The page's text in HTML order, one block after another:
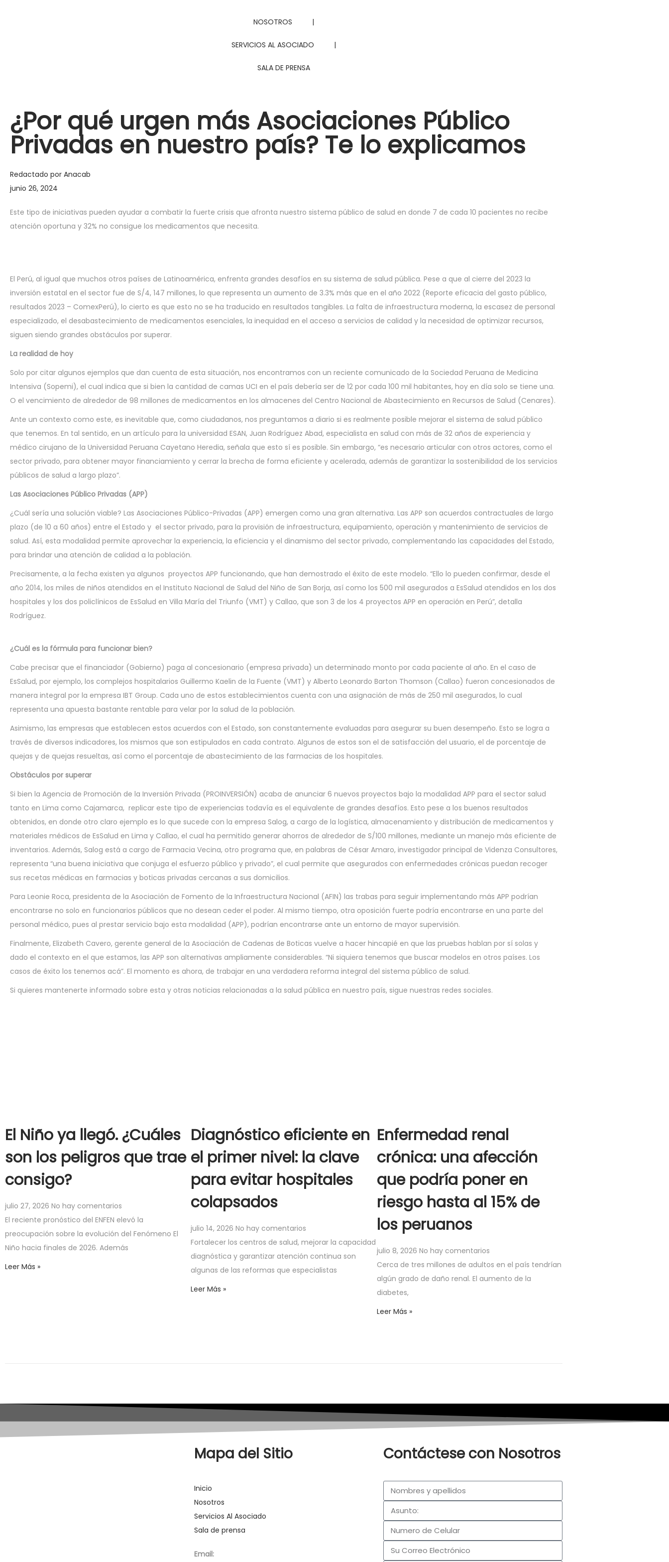
NOSOTROS |
SERVICIOS AL ASOCIADO |
SALA DE PRENSA
¿Por qué urgen más Asociaciones Público
Privadas en nuestro país? Te lo explicamos
Redactado por Anacab
junio 26, 2024
Este tipo de iniciativas pueden ayudar a combatir la fuerte crisis que afronta nuestro sistema público de salud en donde 7 de cada 10 pacientes no recibe
atención oportuna y 32% no consigue los medicamentos que necesita.
El Perú, al igual que muchos otros países de Latinoamérica, enfrenta grandes desafíos en su sistema de salud pública. Pese a que al cierre del 2023 la
inversión estatal en el sector fue de S/4, 147 millones, lo que representa un aumento de 3.3% más que en el año 2022 (Reporte eficacia del gasto público,
resultados 2023 – ComexPerú), lo cierto es que esto no se ha traducido en resultados tangibles. La falta de infraestructura moderna, la escasez de personal
especializado, el desabastecimiento de medicamentos esenciales, la inequidad en el acceso a servicios de calidad y la necesidad de optimizar recursos,
siguen siendo grandes obstáculos por superar.
La realidad de hoy
Solo por citar algunos ejemplos que dan cuenta de esta situación, nos encontramos con un reciente comunicado de la Sociedad Peruana de Medicina
Intensiva (Sopemi), el cual indica que si bien la cantidad de camas UCI en el país debería ser de 12 por cada 100 mil habitantes, hoy en día solo se tiene una.
O el vencimiento de alrededor de 98 millones de medicamentos en los almacenes del Centro Nacional de Abastecimiento en Recursos de Salud (Cenares).
Ante un contexto como este, es inevitable que, como ciudadanos, nos preguntamos a diario si es realmente posible mejorar el sistema de salud público
que tenemos. En tal sentido, en un artículo para la universidad ESAN, Juan Rodríguez Abad, especialista en salud con más de 32 años de experiencia y
médico cirujano de la Universidad Peruana Cayetano Heredia, señala que esto sí es posible. Sin embargo, “es necesario articular con otros actores, como el
sector privado, para obtener mayor financiamiento y cerrar la brecha de forma eficiente y acelerada, además de garantizar la sostenibilidad de los servicios
públicos de salud a largo plazo”.
Las Asociaciones Público Privadas (APP)
¿Cuál sería una solución viable? Las Asociaciones Público-Privadas (APP) emergen como una gran alternativa. Las APP son acuerdos contractuales de largo
plazo (de 10 a 60 años) entre el Estado y el sector privado, para la provisión de infraestructura, equipamiento, operación y mantenimiento de servicios de
salud. Así, esta modalidad permite aprovechar la experiencia, la eficiencia y el dinamismo del sector privado, complementando las capacidades del Estado,
para brindar una atención de calidad a la población.
Precisamente, a la fecha existen ya algunos proyectos APP funcionando, que han demostrado el éxito de este modelo. “Ello lo pueden confirmar, desde el
año 2014, los miles de niños atendidos en el Instituto Nacional de Salud del Niño de San Borja, así como los 500 mil asegurados a EsSalud atendidos en los dos
hospitales y los dos policlínicos de EsSalud en Villa María del Triunfo (VMT) y Callao, que son 3 de los 4 proyectos APP en operación en Perú”, detalla
Rodríguez.
¿Cuál es la fórmula para funcionar bien?
Cabe precisar que el financiador (Gobierno) paga al concesionario (empresa privada) un determinado monto por cada paciente al año. En el caso de
EsSalud, por ejemplo, los complejos hospitalarios Guillermo Kaelin de la Fuente (VMT) y Alberto Leonardo Barton Thomson (Callao) fueron concesionados de
manera integral por la empresa IBT Group. Cada uno de estos establecimientos cuenta con una asignación de más de 250 mil asegurados, lo cual
representa una apuesta bastante rentable para velar por la salud de la población.
Asimismo, las empresas que establecen estos acuerdos con el Estado, son constantemente evaluadas para asegurar su buen desempeño. Esto se logra a
través de diversos indicadores, los mismos que son estipulados en cada contrato. Algunos de estos son el de satisfacción del usuario, el de porcentaje de
quejas y de quejas resueltas, así como el porcentaje de abastecimiento de las farmacias de los hospitales.
Obstáculos por superar
Si bien la Agencia de Promoción de la Inversión Privada (PROINVERSIÓN) acaba de anunciar 6 nuevos proyectos bajo la modalidad APP para el sector salud
tanto en Lima como Cajamarca, replicar este tipo de experiencias todavía es el equivalente de grandes desafíos. Esto pese a los buenos resultados
obtenidos, en donde otro claro ejemplo es lo que sucede con la empresa Salog, a cargo de la logística, almacenamiento y distribución de medicamentos y
materiales médicos de EsSalud en Lima y Callao, el cual ha permitido generar ahorros de alrededor de S/100 millones, mediante un manejo más eficiente de
inventarios. Además, Salog está a cargo de Farmacia Vecina, otro programa que, en palabras de César Amaro, investigador principal de Videnza Consultores,
representa “una buena iniciativa que conjuga el esfuerzo público y privado”, el cual permite que asegurados con enfermedades crónicas puedan recoger
sus recetas médicas en farmacias y boticas privadas cercanas a sus domicilios.
Para Leonie Roca, presidenta de la Asociación de Fomento de la Infraestructura Nacional (AFIN) las trabas para seguir implementando más APP podrían
encontrarse no solo en funcionarios públicos que no desean ceder el poder. Al mismo tiempo, otra oposición fuerte podría encontrarse en una parte del
personal médico, pues al prestar servicio bajo esta modalidad (APP), podrían encontrarse ante un entorno de mayor supervisión.
Finalmente, Elizabeth Cavero, gerente general de la Asociación de Cadenas de Boticas vuelve a hacer hincapié en que las pruebas hablan por sí solas y
dado el contexto en el que estamos, las APP son alternativas ampliamente considerables. “Ni siquiera tenemos que buscar modelos en otros países. Los
casos de éxito los tenemos acá”. El momento es ahora, de trabajar en una verdadera reforma integral del sistema público de salud.
Si quieres mantenerte informado sobre esta y otras noticias relacionadas a la salud pública en nuestro país, sigue nuestras redes sociales.
El Niño ya llegó. ¿Cuáles
son los peligros que trae
consigo?
julio 27, 2026 No hay comentarios
El reciente pronóstico del ENFEN elevó la
preocupación sobre la evolución del Fenómeno El
Niño hacia finales de 2026. Además
Leer Más »
Diagnóstico eficiente en
el primer nivel: la clave
para evitar hospitales
colapsados
julio 14, 2026No hay comentarios
Fortalecer los centros de salud, mejorar la capacidad
diagnóstica y garantizar atención continua son
algunas de las reformas que especialistas
Leer Más »
Enfermedad renal
crónica: una afección
que podría poner en
riesgo hasta al 15% de
los peruanos
julio 8, 2026 No hay comentarios
Cerca de tres millones de adultos en el país tendrían
algún grado de daño renal. El aumento de la
diabetes,
Leer Más »
Mapa del Sitio
Inicio
Nosotros
Servicios Al Asociado
Sala de prensa
Email:
Contáctese con Nosotros